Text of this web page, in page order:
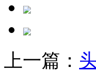
上一篇：